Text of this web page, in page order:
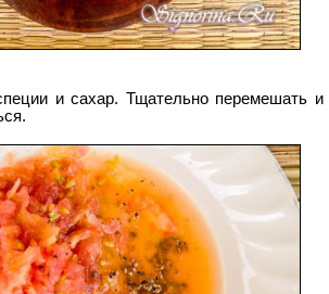
и сахар. Тщательно перемешать и